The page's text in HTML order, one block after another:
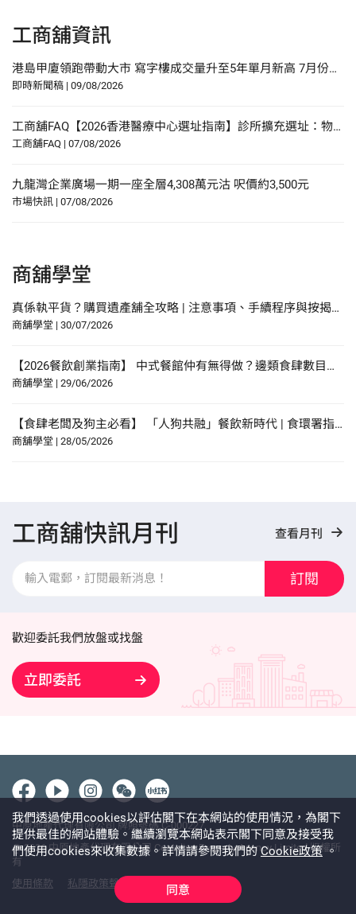
工商舖資訊
港島甲廈領跑帶動大市 寫字樓成交量升至5年單月新高 7月份工商舖買賣成交錄430宗 連續3月維持逾400宗
即時新聞稿 | 09/08/2026
工商舖FAQ【2026香港醫療中心選址指南】診所擴充選址：物業要求、人流分析與合規要點
工商舖FAQ | 07/08/2026
九龍灣企業廣場一期一座全層4,308萬元沽 呎價約3,500元
市場快訊 | 07/08/2026
商舖學堂
真係執平貨？購買遺產舖全攻略 | 注意事項、手續程序與按揭申請指南
商舖學堂 | 30/07/2026
【2026餐飲創業指南】 中式餐館仲有無得做？邊類食肆數目增幅最多？研究報告中尋找餐飲創業貼士？
商舖學堂 | 29/06/2026
【食肆老闆及狗主必看】 「人狗共融」餐飲新時代 | 食環署指引懶人包！
商舖學堂 | 28/05/2026
工商舖快訊月刊 查看月刊
訂閱
歡迎委託我們放盤或找盤
立即委託
中原地產代理有限公司 牌照號碼 C-000227
@ 2026 中原地產代理有限公司 Centaline Property Agency Limited 版權所
有
使用條款
私隱政策聲明 免責聲明
我們透過使用cookies以評估閣下在本網站的使用情況，為閣下
提供最佳的網站體驗。繼續瀏覽本網站表示閣下同意及接受我
們使用cookies來收集數據。詳情請參閱我們的Cookie政策。
同意